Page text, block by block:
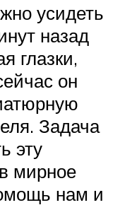
усидеть
назад
глазки,
он
Задача
эту
мирное
нам и